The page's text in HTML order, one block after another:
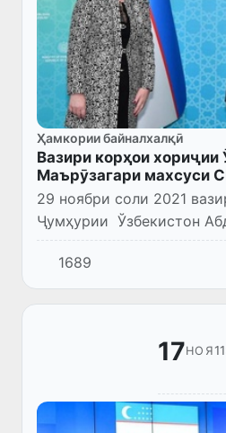
Ҳамкории байналхалқӣ
Вазири корҳои хориҷии
Маърӯзагари махсуси
29 ноябри соли 2021
Ҷумҳурии Ўзбекистон
бо Маърӯзагари
масъалаҳои
ҳуқуқи инсон ва
1689
17НОЯ